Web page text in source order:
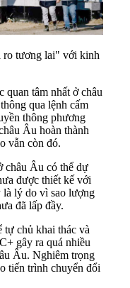
ro tương lai" với kinh
quan tâm nhất ở châu
qua lệnh cấm
thông phương
Âu hoàn thành
vẫn còn đó.
châu Âu có thể dự
được thiết kế với
lý do vì sao lượng
đã lấp đầy.
tự chủ khai thác và
gây ra quá nhiều
Âu. Nghiêm trọng
tiến trình chuyển đổi